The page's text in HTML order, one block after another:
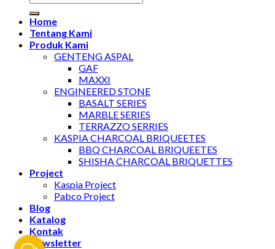
Home
Tentang Kami
Produk Kami
GENTENG ASPAL
GAF
MAXXI
ENGINEERED STONE
BASALT SERIES
MARBLE SERIES
TERRAZZO SERRIES
KASPIA CHARCOAL BRIQUEETES
BBQ CHARCOAL BRIQUEETES
SHISHA CHARCOAL BRIQUETTES
Project
Kaspia Project
Pabco Project
Blog
Katalog
Kontak
Newsletter